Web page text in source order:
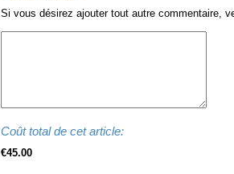
Si vous désirez ajouter tout autre commentaire,
Coût total de cet article:
€45.00